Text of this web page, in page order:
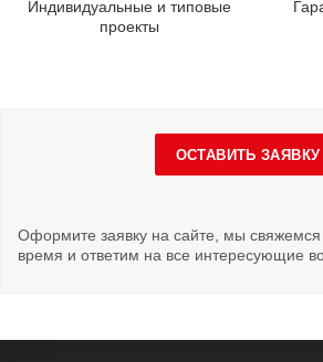
Индивидуальные и типовые
проекты
ОСТАВИТЬ ЗАЯВКУ
Оформите заявку на сайте, мы
время и ответим на все интересующие